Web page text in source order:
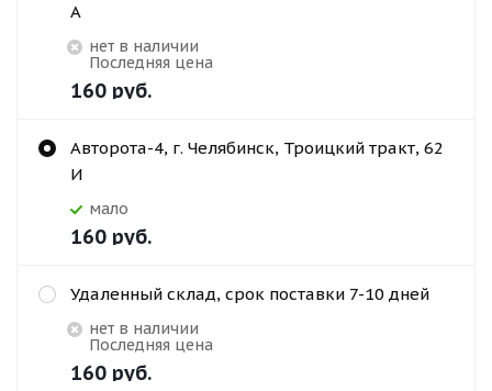
А
Нет в наличии
Последняя цена
160 руб.
Авторота-4, г. Челябинск, Троицкий тракт, 62
И
Мало
160 руб.
Удаленный склад, срок поставки 7-10 дней
Нет в наличии
Последняя цена
160 руб.